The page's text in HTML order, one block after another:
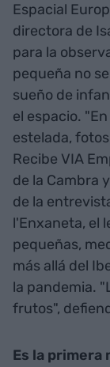
Espacial
directora de
para la
pequeña no
sueño de
el espacio.
estelada,
Recibe VIA
de la Cambra
de la
l'Enxaneta, el
pequeñas,
más allá del
la pandemia.
frutos",
Es la primera